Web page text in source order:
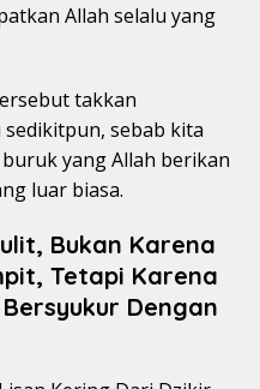
Allah selalu yang
takkan
sebab kita
yang Allah berikan
luar biasa.
Bukan Karena
Tetapi Karena
Dengan